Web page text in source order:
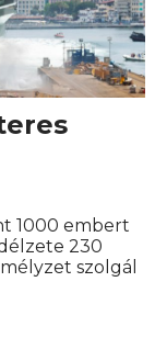
1000 embert
230
szolgál